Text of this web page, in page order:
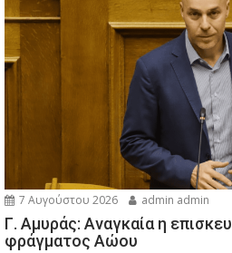
7 Αυγούστου 2026 admin admin
Γ. Αμυράς: Αναγκαία η
φράγματος Αώου